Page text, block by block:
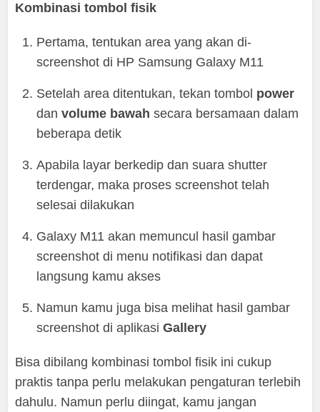
Kombinasi tombol fisik
Pertama, tentukan area yang akan di-
screenshot di HP Samsung Galaxy M11
Setelah area ditentukan, tekan tombol power
danvolume bawah secara bersamaan dalam
beberapa detik
Apabila layar berkedip dan suara shutter
terdengar, maka proses screenshot telah
selesai dilakukan
Galaxy M11 akan memuncul hasil gambar
screenshot di menu notifikasi dan dapat
langsung kamu akses
Namun kamu juga bisa melihat hasil gambar
screenshot di aplikasiGallery
Bisa dibilang kombinasi tombol fisik ini cukup
praktis tanpa perlu melakukan pengaturan terlebih
dahulu. Namun perlu diingat, kamu jangan